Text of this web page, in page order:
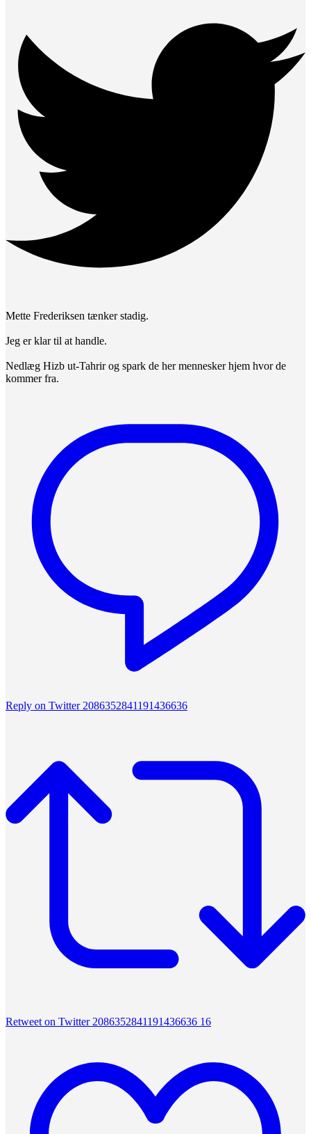
Mette Frederiksen tænker stadig.
Jeg er klar til at handle.
Nedlæg Hizb ut-Tahrir og spark de her mennesker hjem hvor de
kommer fra.
Reply on Twitter 2086352841191436636
Retweet on Twitter 2086352841191436636 16